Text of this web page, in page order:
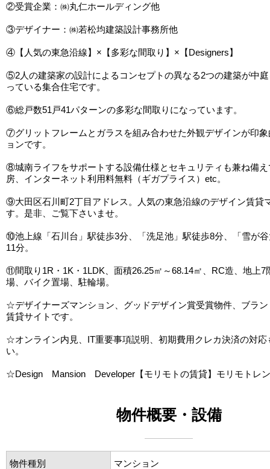
②受賞企業：㈱丸仁ホールディング他
③デザイナー：㈱若松均建築設計事務所他
④【人気の東急沿線】×【多彩な間取り】×【Designers】
⑤2人の建築家の設計によるコンセプトの異なる2つの建築が中
っている集合住宅です。
⑥総戸数51戸41パターンの多彩な間取りになっています。
⑦グリットフレームとガラスを組み合わせた外観デザインが印
ョンです。
⑧城南ライフをサポートする設備仕様とセキュリティも兼ね備
房、インターネット利用料無料（ギガプライス）etc。
⑨大田区石川町2丁目アドレス。人気の東急沿線のデザイン賃貸
す。是非、ご覧下さいませ。
⑩池上線「石川台」駅徒歩3分、「洗足池」駅徒歩8分、「雪が
11分。
⑪間取り1R・1K・1LDK、面積26.25㎡～68.14㎡、RC造、地上7
場、バイク置場、駐輪場。
☆デザイナーズマンション、グッドデザイン賞受賞物件、ブラ
賃貸サイトです。
☆オンライン内見、IT重要事項説明、初期費用クレカ決済の対応
い。
☆Design Mansion Developer【モリモトの賃貸】モリモトレ
物件概要・設備
物件種別 マンション